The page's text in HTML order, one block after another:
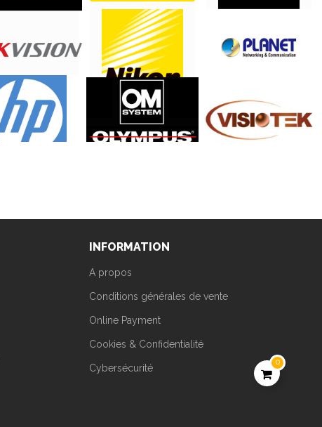
INFORMATION
A propos
Conditions générales de vente
Online Payment
Cookies & Confidentialité
Cybersécurité
0